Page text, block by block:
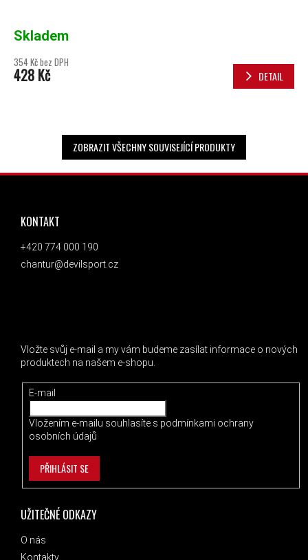
Skladem
354 Kč bez DPH
428 Kč DETAIL
ZOBRAZIT VŠECHNY SOUVISEJÍCÍ PRODUKTY
ZÁPATÍ
UŽITEČNÉ ODKAZY
O nás
Kontakty
KONTAKT
+420 774 000 190
chantur@devilsport.cz
Vložte svůj e-mail a my vám budeme zasílat informace o nových
produktech na našem e-shopu.
E-mail
Vložením e-mailu souhlasíte s podmínkami ochrany
osobních údajů
PŘIHLÁSIT SE